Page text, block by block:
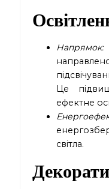
Напрямок:
Це
ефектне
світла.